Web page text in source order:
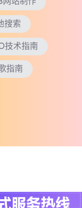
搜索
技术指南
指南